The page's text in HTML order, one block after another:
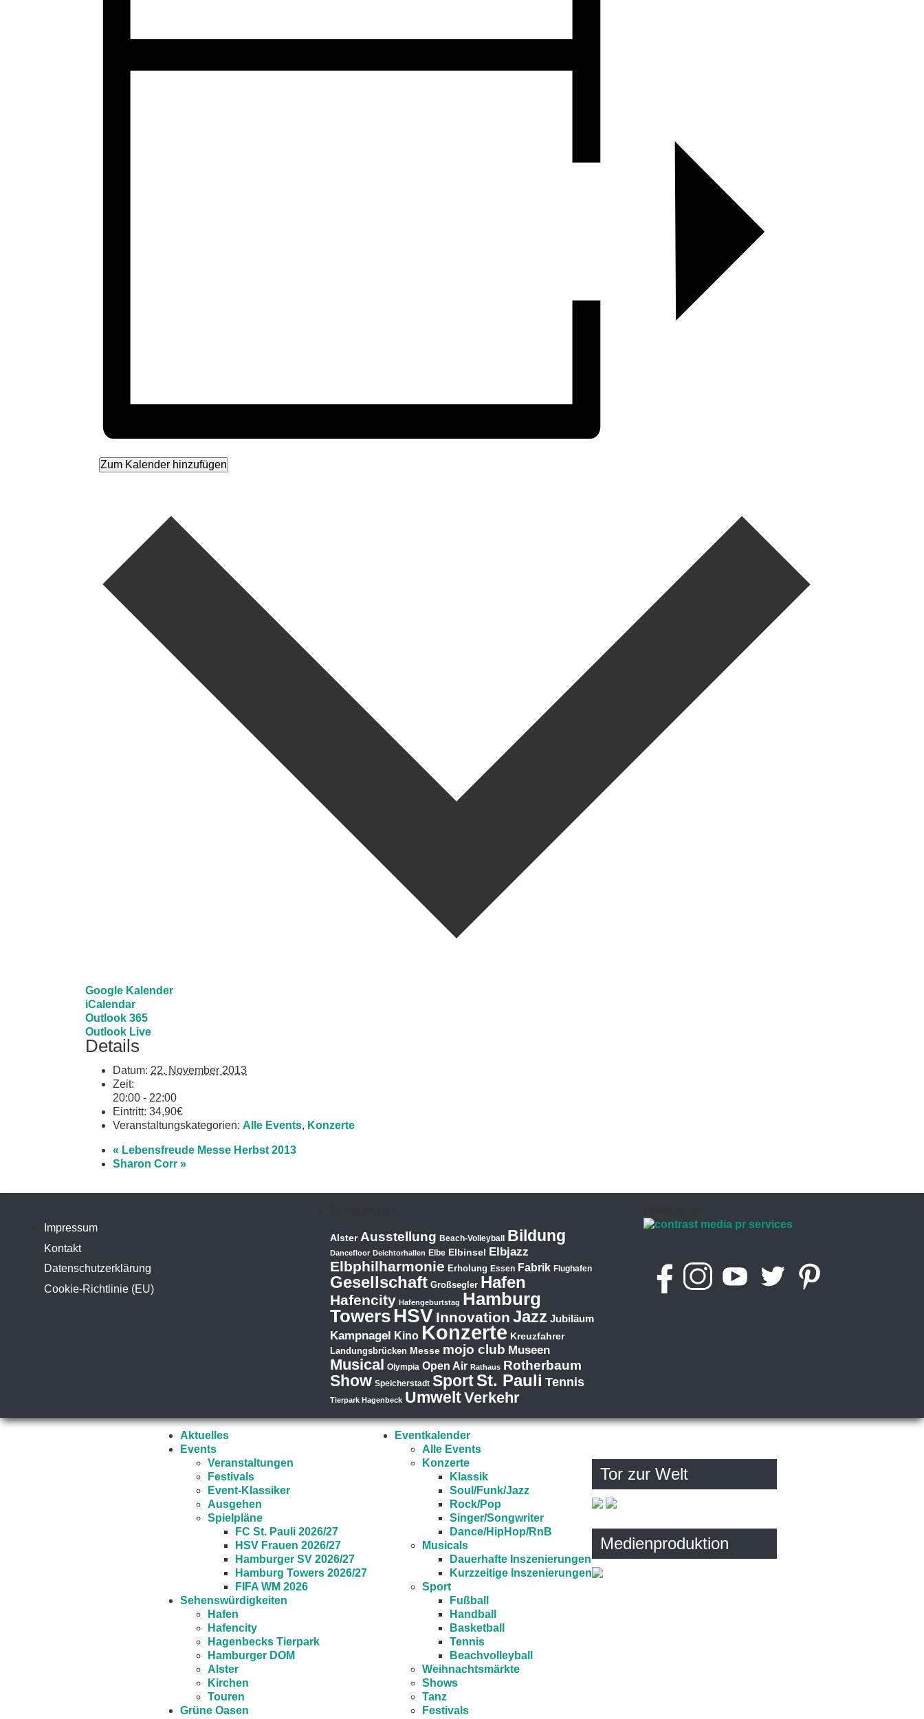
Zum Kalender hinzufügen
Google Kalender
iCalendar
Outlook 365
Outlook Live
Details
Datum: 22. November 2013
Zeit:
20:00 - 22:00
Eintritt: 34,90€
Veranstaltungskategorien: Alle Events, Konzerte
« Lebensfreude Messe Herbst 2013
Sharon Corr »
Tor zur Welt
Medienproduktion
Impressum
Kontakt
Datenschutzerklärung
Cookie-Richtlinie (EU)
Alster Ausstellung Beach-Volleyball Bildung
Dancefloor Deichtorhallen Elbe Elbinsel Elbjazz
Elbphilharmonie Erholung Essen Fabrik Flughafen
Gesellschaft Großsegler Hafen
Hafencity Hafengeburtstag Hamburg
TowersHSV Innovation Jazz Jubiläum
Kampnagel Kino Konzerte Kreuzfahrer
Landungsbrücken Messe mojo club Museen
Musical Olympia Open Air Rathaus Rotherbaum
Show Speicherstadt SportSt. Pauli Tennis
Tierpark Hagenbeck UmweltVerkehr
Aktuelles
Events
Veranstaltungen
Festivals
Event-Klassiker
Ausgehen
Spielpläne
FC St. Pauli 2026/27
HSV Frauen 2026/27
Hamburger SV 2026/27
Hamburg Towers 2026/27
FIFA WM 2026
Sehenswürdigkeiten
Hafen
Hafencity
Hagenbecks Tierpark
Hamburger DOM
Alster
Kirchen
Touren
Grüne Oasen
Eventkalender
Alle Events
Konzerte
Klassik
Soul/Funk/Jazz
Rock/Pop
Singer/Songwriter
Dance/HipHop/RnB
Musicals
Dauerhafte Inszenierungen
Kurzzeitige Inszenierungen
Sport
Fußball
Handball
Basketball
Tennis
Beachvolleyball
Weihnachtsmärkte
Shows
Tanz
Festivals